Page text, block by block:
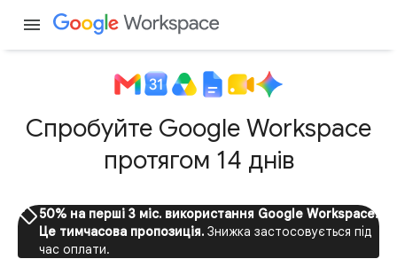
menu
Спробуйте Google Workspace
протягом 14 днів
sell50% на перші 3 міс. використання Google Workspace.
Це тимчасова пропозиція. Знижка застосовується під
час оплати.